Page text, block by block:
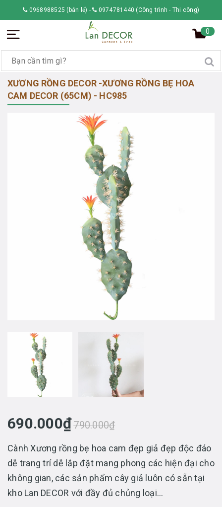
0968988525 (bán lẻ) - 0974781440 (Công trình - Thi công)
0
XƯƠNG RỒNG DECOR -XƯƠNG RỒNG BẸ HOA
CAM DECOR (65CM) - HC985
690.000₫790.000₫
Cành Xương rồng bẹ hoa cam đẹp giả đẹp độc đáo
dễ trang trí dễ lắp đặt mang phong các hiện đại cho
không gian, các sản phẩm cây giả luôn có sẵn tại
kho Lan DECOR với đầy đủ chủng loại...